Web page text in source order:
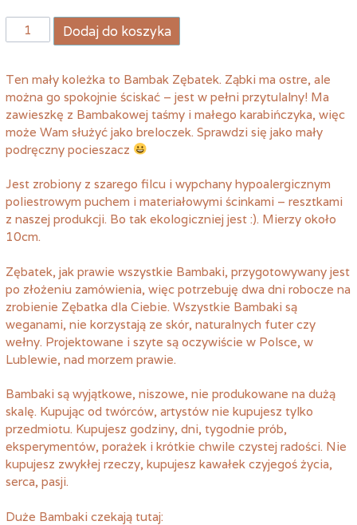
ilość
Bambak
Dodaj do koszyka
Ten mały koleżka to Bambak Zębatek. Ząbki ma ostre, ale
można go spokojnie ściskać – jest w pełni przytulalny! Ma
zawieszkę z Bambakowej taśmy i małego karabińczyka, więc
może Wam służyć jako breloczek. Sprawdzi się jako mały
podręczny pocieszacz
Jest zrobiony z szarego filcu i wypchany hypoalergicznym
poliestrowym puchem i materiałowymi ścinkami – resztkami
z naszej produkcji. Bo tak ekologiczniej jest :). Mierzy około
10cm.
Zębatek, jak prawie wszystkie Bambaki, przygotowywany jest
po złożeniu zamówienia, więc potrzebuję dwa dni robocze na
zrobienie Zębatka dla Ciebie. Wszystkie Bambaki są
weganami, nie korzystają ze skór, naturalnych futer czy
wełny. Projektowane i szyte są oczywiście w Polsce, w
Lublewie, nad morzem prawie.
Bambaki są wyjątkowe, niszowe, nie produkowane na dużą
skalę. Kupując od twórców, artystów nie kupujesz tylko
przedmiotu. Kupujesz godziny, dni, tygodnie prób,
eksperymentów, porażek i krótkie chwile czystej radości. Nie
kupujesz zwykłej rzeczy, kupujesz kawałek czyjegoś życia,
serca, pasji.
Duże Bambaki czekają tutaj: